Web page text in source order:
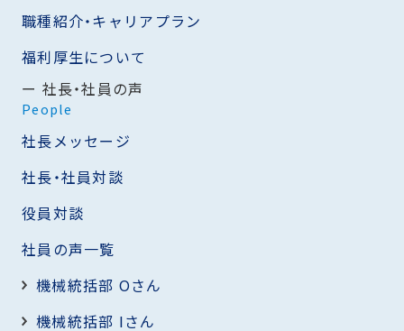
職種紹介・キャリアプラン
福利厚生について
社長・社員の声
People
社長メッセージ
社長・社員対談
役員対談
社員の声一覧
機械統括部 Oさん
機械統括部 Iさん